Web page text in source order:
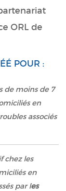
ORL de
POUR :
de moins de 7
en
associés
chez les
en
par les